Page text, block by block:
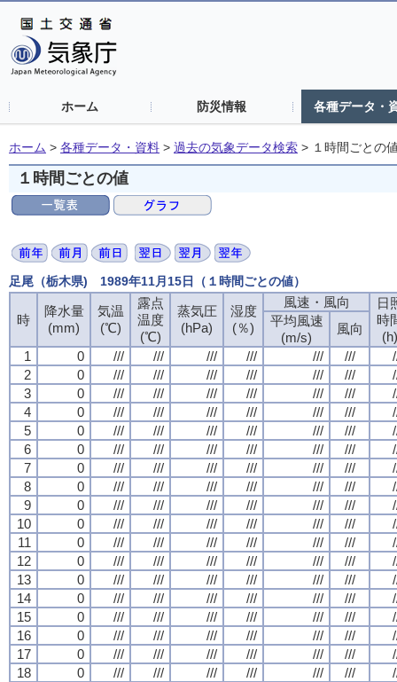
ホーム 防災情報 各種データ・
ホーム > 各種データ・資料 > 過去の気象データ検索 > １時間ごとの
１時間ごとの値
足尾（栃木県) 1989年11月15日（１時間ごとの値）
時
降水量
(mm)
気温
(℃)
露点
温度
(℃)
蒸気圧
(hPa)
湿度
(％)
風速・風向
日
時
(h)
平均風速
(m/s)
風向
1
0 /// /// /// /// /// ///
2
0 /// /// /// /// /// ///
3
0 /// /// /// /// /// ///
4
0 /// /// /// /// /// ///
5
0 /// /// /// /// /// ///
6
0 /// /// /// /// /// ///
7
0 /// /// /// /// /// ///
8
0 /// /// /// /// /// ///
9
0 /// /// /// /// /// ///
10
0 /// /// /// /// /// ///
11
0 /// /// /// /// /// ///
12
0 /// /// /// /// /// ///
13
0 /// /// /// /// /// ///
14
0 /// /// /// /// /// ///
15
0 /// /// /// /// /// ///
16
0 /// /// /// /// /// ///
17
0 /// /// /// /// /// ///
18
0 /// /// /// /// /// ///